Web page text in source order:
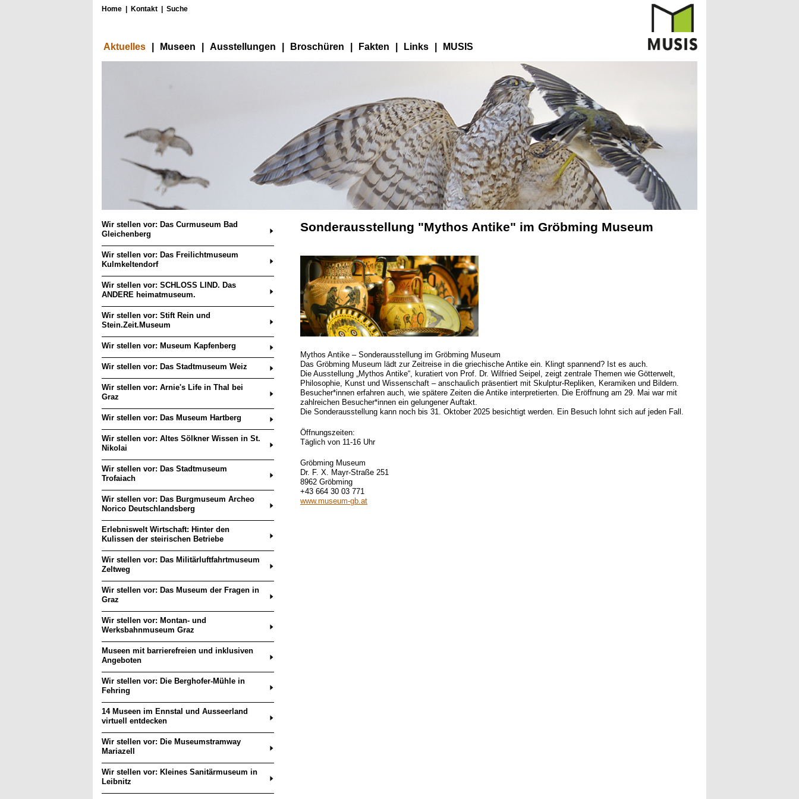
Home Kontakt Suche
Aktuelles Museen Ausstellungen Broschüren Fakten Links MUSIS
Wir stellen vor: Das Curmuseum Bad
Gleichenberg
Wir stellen vor: Das Freilichtmuseum
Kulmkeltendorf
Wir stellen vor: SCHLOSS LIND. Das
ANDERE heimatmuseum.
Wir stellen vor: Stift Rein und
Stein.Zeit.Museum
Wir stellen vor: Museum Kapfenberg
Wir stellen vor: Das Stadtmuseum Weiz
Wir stellen vor: Arnie's Life in Thal bei
Graz
Wir stellen vor: Das Museum Hartberg
Wir stellen vor: Altes Sölkner Wissen in St.
Nikolai
Wir stellen vor: Das Stadtmuseum
Trofaiach
Wir stellen vor: Das Burgmuseum Archeo
Norico Deutschlandsberg
Erlebniswelt Wirtschaft: Hinter den
Kulissen der steirischen Betriebe
Wir stellen vor: Das Militärluftfahrtmuseum
Zeltweg
Wir stellen vor: Das Museum der Fragen in
Graz
Wir stellen vor: Montan- und
Werksbahnmuseum Graz
Museen mit barrierefreien und inklusiven
Angeboten
Wir stellen vor: Die Berghofer-Mühle in
Fehring
14 Museen im Ennstal und Ausseerland
virtuell entdecken
Wir stellen vor: Die Museumstramway
Mariazell
Wir stellen vor: Kleines Sanitärmuseum in
Leibnitz
Sonderausstellung "Mythos Antike" im Gröbming Museum
Mythos Antike – Sonderausstellung im Gröbming Museum
Das Gröbming Museum lädt zur Zeitreise in die griechische Antike ein. Klingt spannend? Ist es auch.
Die Ausstellung „Mythos Antike“, kuratiert von Prof. Dr. Wilfried Seipel, zeigt zentrale Themen wie Götterwelt,
Philosophie, Kunst und Wissenschaft – anschaulich präsentiert mit Skulptur-Repliken, Keramiken und Bildern.
Besucher*innen erfahren auch, wie spätere Zeiten die Antike interpretierten. Die Eröffnung am 29. Mai war mit
zahlreichen Besucher*innen ein gelungener Auftakt.
Die Sonderausstellung kann noch bis 31. Oktober 2025 besichtigt werden. Ein Besuch lohnt sich auf jeden Fall.
Öffnungszeiten:
Täglich von 11-16 Uhr
Gröbming Museum
Dr. F. X. Mayr-Straße 251
8962 Gröbming
+43 664 30 03 771
www.museum-gb.at